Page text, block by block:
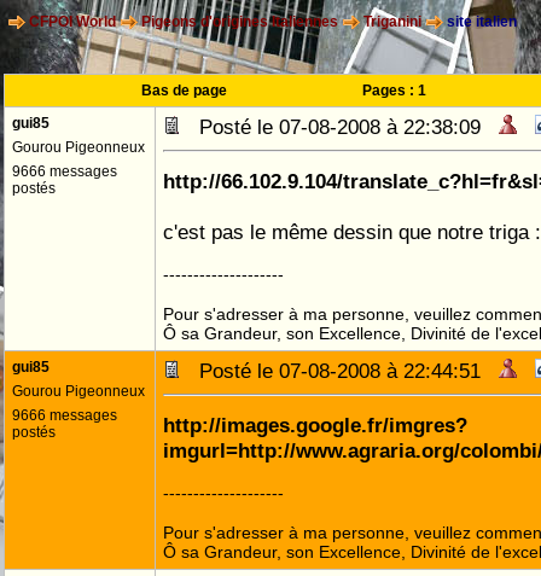
CFPOI World Pigeons d'origines Italiennes Triganini site italien
Bas de page Pages : 1
gui85
Gourou Pigeonneux
9666 messages
postés
Posté le 07-08-2008 à 22:38:09
http://66.102.9.104/
c'est pas le même dessin que notre triga
--------------------
Pour s'adresser à ma personne, veuillez
Ô sa Grandeur, son Excellence, Divinité de
gui85
Gourou Pigeonneux
9666 messages
postés
Posté le 07-08-2008 à 22:44:51
http://images.google.fr/imgres?
imgurl=http://www.agraria.org/
--------------------
Pour s'adresser à ma personne, veuillez
Ô sa Grandeur, son Excellence, Divinité de